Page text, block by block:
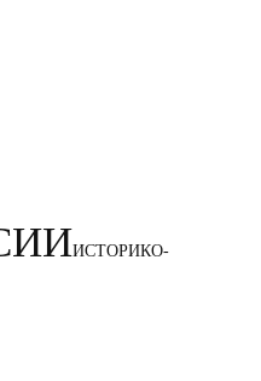
ИСТОРИКО-